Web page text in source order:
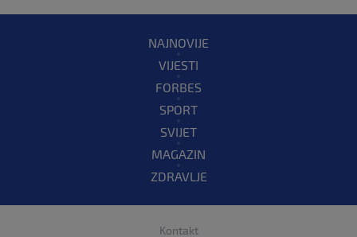
NAJNOVIJE
VIJESTI
FORBES
SPORT
SVIJET
MAGAZIN
ZDRAVLJE
Kontakt